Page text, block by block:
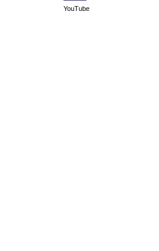
YouTube